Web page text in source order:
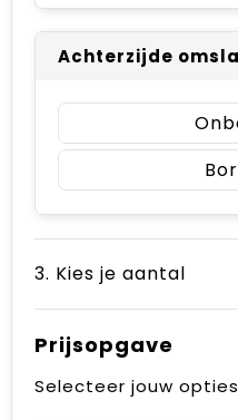
Achterzijde
3. Kies je aantal
Prijsopgave
Selecteer jouw